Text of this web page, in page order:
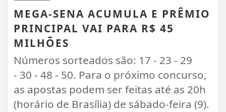
MEGA-SENA ACUMULA E PRÊMIO
PRINCIPAL VAI PARA R$ 45
MILHÕES
Números sorteados são: 17 - 23 - 29
- 30 - 48 - 50. Para o próximo concurso,
as apostas podem ser feitas até as 20h
(horário de Brasília) de sábado-feira (9).